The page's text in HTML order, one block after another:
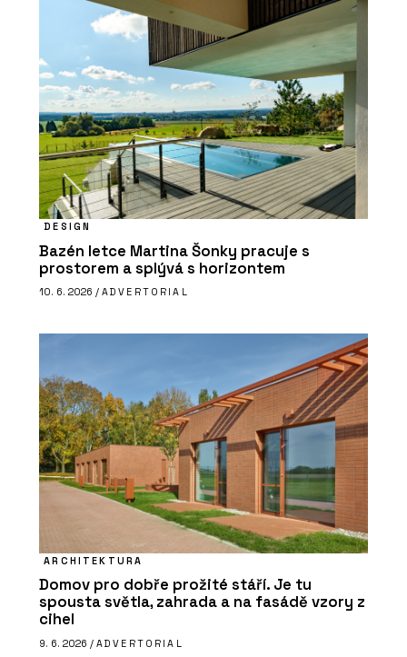
DESIGN
Bazén letce Martina Šonky pracuje s
prostorem a splývá s horizontem
10. 6. 2026 / ADVERTORIAL
ARCHITEKTURA
Domov pro dobře prožité stáří. Je tu
spousta světla, zahrada a na fasádě vzory z
cihel
9. 6. 2026 / ADVERTORIAL